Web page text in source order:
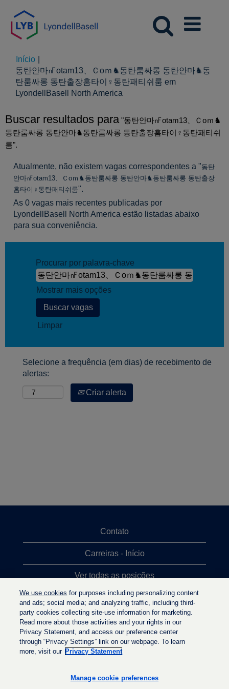
Início
동탄안마㎋otam13、Ｃoｍ♞동탄룸싸롱 동탄안마♞동
탄룸싸롱 동탄출장홈타이♀동탄패티쉬룸 em
LyondellBasell North America
Buscar resultados para "동탄안마㎋otam13、Ｃoｍ♞
동탄룸싸롱 동탄안마♞동탄룸싸롱 동탄출장홈타이♀동탄패티쉬
룸".
Atualmente, não existem vagas correspondentes a "동탄
안마㎋otam13、Ｃoｍ♞동탄룸싸롱 동탄안마♞동탄룸싸롱 동탄출장
홈타이♀동탄패티쉬룸".
As 0 vagas mais recentes publicadas por
LyondellBasell North America estão listadas abaixo
para sua conveniência.
Procurar por palavra-chave
Mostrar mais opções
Limpar
Selecione a frequência (em dias) de recebimento de
alertas:
Criar alerta
Contato
Carreiras - Início
Ver todas as posições
Posições mais procuradas
Política de privacidade
r
r
We use cookies for purposes including personalizing content
and ads; social media; and analyzing traffic, including third-
party cookies collecting site-use information for marketing.
Read more about those activities and your rights in our
Privacy Statement, and access our preference center
through “Privacy Settings” link on our webpage. To learn
more, visit our Privacy Statement
Manage cookie preferences